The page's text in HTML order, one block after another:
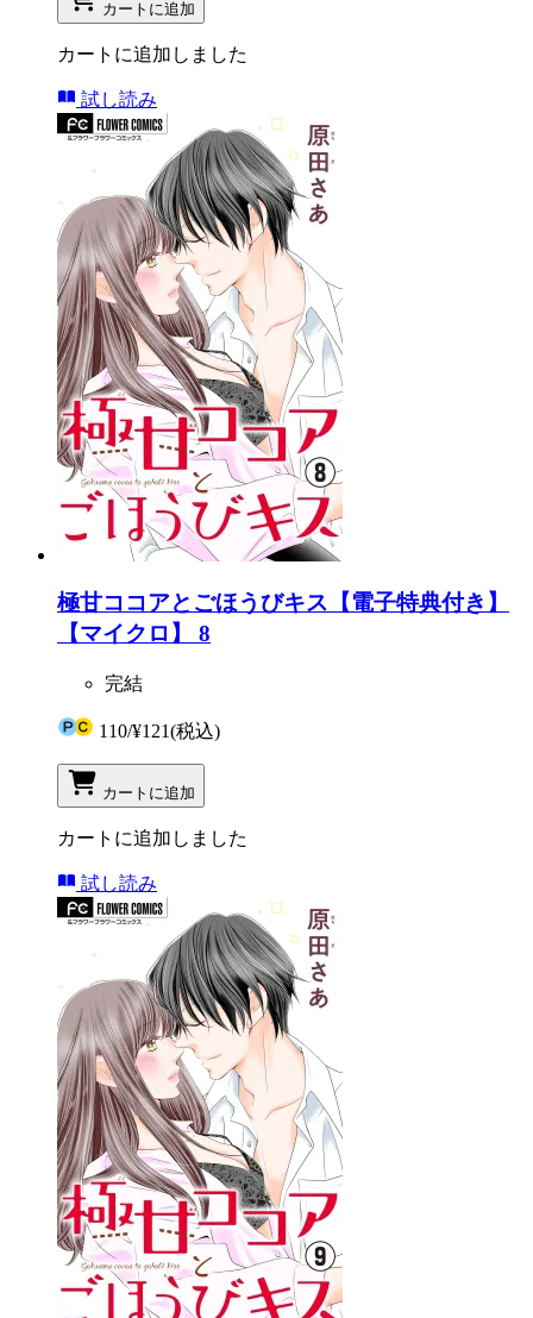
カートに追加
カートに追加しました
試し読み
極甘ココアとごほうびキス【電子特典付き】
【マイクロ】 8
完結
110/¥121(税込)
カートに追加
カートに追加しました
試し読み